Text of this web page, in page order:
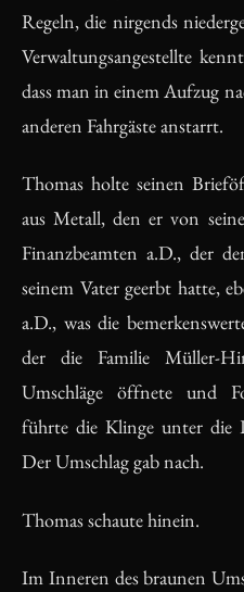
Regeln, die nirgends
Verwaltungsangestellte
dass man in einem Aufzug
anderen Fahrgäste anstarrt.
Thomas holte seinen
aus Metall, den er von
Finanzbeamten a.D., der
seinem Vater geerbt hatte,
a.D., was die
der die Familie Müller-
Umschläge öffnete und
führte die Klinge unter die
Der Umschlag gab nach.
Thomas schaute hinein.
Im Inneren des braunen